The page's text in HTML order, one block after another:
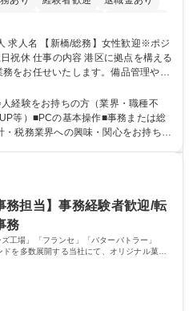
ジ
点を構える
をお任せいたします。備品管理や来
手続き、さらには新たなシステム導
注・在庫管理、郵
への外出業務（入出金管理補助）、
社内ルールの整備、職場環境の改善
迎※
土日祝休
経験をお持ちの方（業界・職種不
等）■PCの基本操作■事務または総
税務業界への興味・関心をお持ちの
務担当】事務経験者歓迎/転
務
工場」「フランセ」「バターバトラー」
を多数展開する当社にて、オリジナル菓子
。